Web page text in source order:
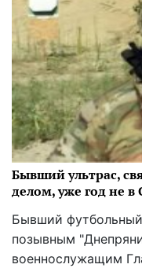
Бывший ультрас,
делом, уже год не
Бывший
позывным
военнослужащим